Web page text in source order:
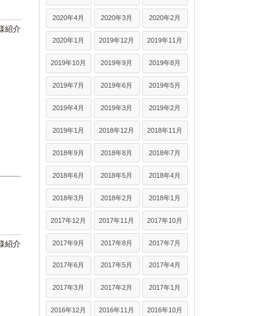
紹介
紹介
2020年4月 2020年3月 2020年2月
2020年1月 2019年12月 2019年11月
2019年10月 2019年9月 2019年8月
2019年7月 2019年6月 2019年5月
2019年4月 2019年3月 2019年2月
2019年1月 2018年12月 2018年11月
2018年9月 2018年8月 2018年7月
2018年6月 2018年5月 2018年4月
2018年3月 2018年2月 2018年1月
2017年12月 2017年11月 2017年10月
2017年9月 2017年8月 2017年7月
2017年6月 2017年5月 2017年4月
2017年3月 2017年2月 2017年1月
2016年12月 2016年11月 2016年10月